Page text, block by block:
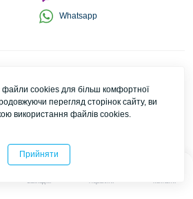
Закладки
0
Порівняти Контакти
Публічний договір
Доставка
Обмін та повернення
Політика конфіденційності
Про Lirik Solar
Whatsapp
файли cookies для більш комфортної
перегляд сторінок сайту, ви
використання файлів cookies.
Прийняти